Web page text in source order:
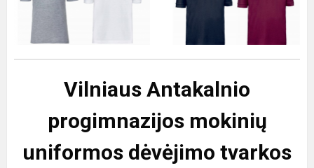
Vilniaus Antakalnio
progimnazijos mokinių
uniformos dėvėjimo tvarkos